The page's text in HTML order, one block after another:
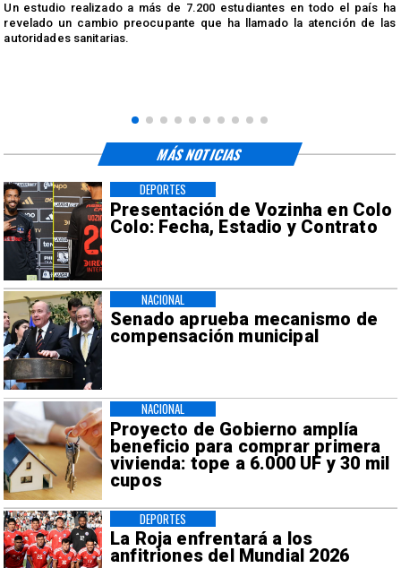
Un estudio realizado a más de 7.200 estudiantes en todo el país ha
revelado un cambio preocupante que ha llamado la atención de las
autoridades sanitarias.
Presentación de Vozinha en Colo
Colo: Fecha, Estadio y Contrato
DEPORTES
Senado aprueba mecanismo de
compensación municipal
NACIONAL
Proyecto de Gobierno amplía
beneficio para comprar primera
vivienda: tope a 6.000 UF y 30 mil
cupos
NACIONAL
La Roja enfrentará a los
anfitriones del Mundial 2026
DEPORTES
MÁS NOTICIAS